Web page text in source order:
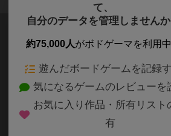
あなたランキング7
Anata Ranking Seven
て、
自分のデータを管理しませんか
約75,000人がボドゲーマを利用中
遊んだボードゲームを記録
気になるゲームのレビューを
お気に入り作品・所有リスト
有